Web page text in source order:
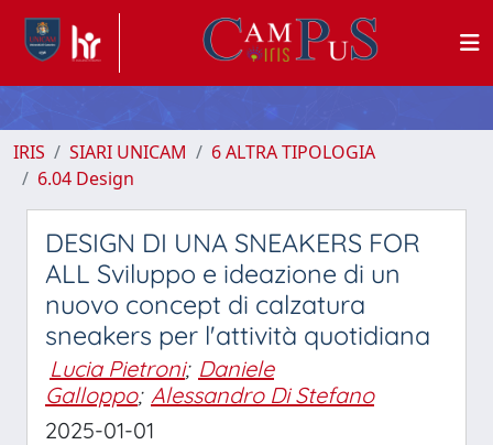
IRIS SIARI UNICAM
6 ALTRA TIPOLOGIA
6.04 Design
DESIGN DI UNA SNEAKERS FOR
ALL Sviluppo e ideazione di un
nuovo concept di calzatura
sneakers per l'attività quotidiana
Lucia Pietroni; Daniele
Galloppo; Alessandro Di Stefano
2025-01-01